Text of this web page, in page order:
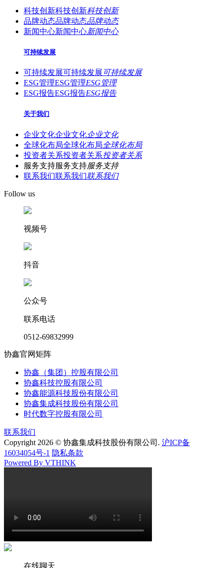
科技创新科技创新科技创新
品牌动态品牌动态品牌动态
新闻中心新闻中心新闻中心
可持续发展
可持续发展可持续发展 可持续发展
ESG管理ESG管理ESG管理
ESG报告ESG报告ESG报告
关于我们
企业文化企业文化企业文化
全球化布局全球化布局全球化布局
投资者关系投资者关系投资者关系
服务支持服务支持服务支持
联系我们联系我们联系我们
Follow us
视频号
抖音
公众号
联系电话
0512-69832999
协鑫官网矩阵
协鑫（集团）控股有限公司
协鑫科技控股有限公司
协鑫能源科技股份有限公司
协鑫集成科技股份有限公司
时代数字控股有限公司
联系我们
Copyright 2026 © 协鑫集成科技股份有限公司. 沪ICP备
16034054号-1 隐私条款
Powered By VTHINK
在线聊天